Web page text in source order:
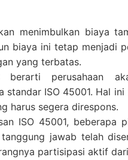
menimbulkan biaya
biaya ini tetap menjadi
yang terbatas.
berarti perusahaan
ISO 45001. Hal ini
harus segera direspons.
ISO 45001, beberapa
jawab telah
partisipasi aktif